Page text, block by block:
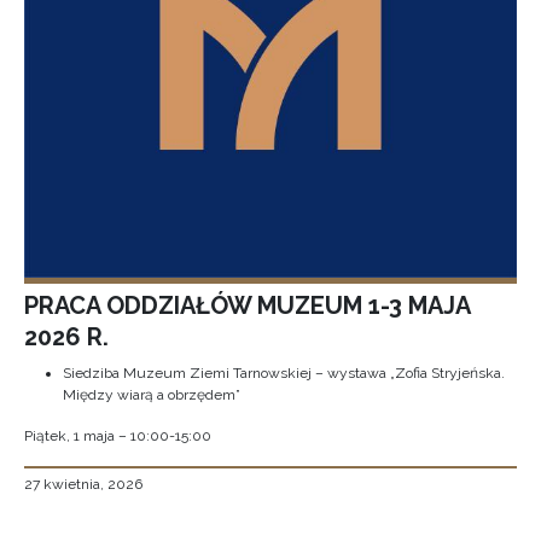
PRACA ODDZIAŁÓW MUZEUM 1-3 MAJA
2026 R.
Siedziba Muzeum Ziemi Tarnowskiej – wystawa „Zofia Stryjeńska.
Między wiarą a obrzędem”
Piątek, 1 maja – 10:00-15:00
27 kwietnia, 2026